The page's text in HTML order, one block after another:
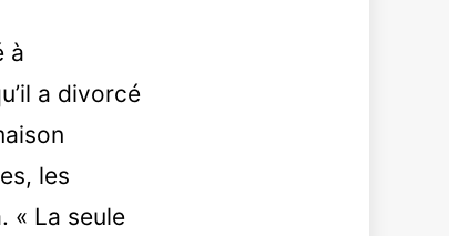
à
a divorcé
les
« La seule